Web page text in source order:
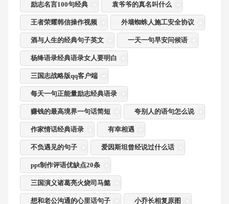
励志名言100句经典 袁爷爷的真名叫什么
王者荣耀韩信操作视频 外墙蜘蛛人施工安全协议
酒与人生的经典句子英文 一天一句早安问候语
杨绛语录经典语录女人要明白
三国志战略版qq客户端
每天一句正能量励志经典语录
赚钱的最高境界一句话简短 夸别人的语句怎么说
作家情话经典语录 有幸相遇
不负遇见的句子 爱因斯坦曾经说过什么话
ppt制作评语优缺点20条
三国演义诸葛亮火烧司马懿
想和老公沟通的心里话句子 小乔长相复原图